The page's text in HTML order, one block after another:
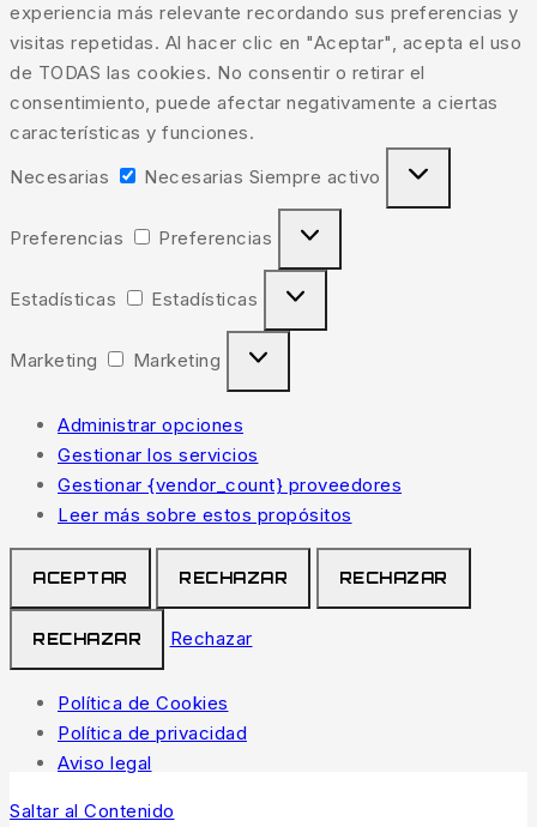
experiencia más relevante recordando sus preferencias y
visitas repetidas. Al hacer clic en "Aceptar", acepta el uso
de TODAS las cookies. No consentir o retirar el
consentimiento, puede afectar negativamente a ciertas
características y funciones.
Necesarias
Necesarias Siempre activo
Preferencias Preferencias
Estadísticas Estadísticas
Marketing Marketing
Administrar opciones
Gestionar los servicios
Gestionar {vendor_count} proveedores
Leer más sobre estos propósitos
ACEPTAR RECHAZAR RECHAZAR
RECHAZAR Rechazar
Política de Cookies
Política de privacidad
Aviso legal
Saltar al Contenido